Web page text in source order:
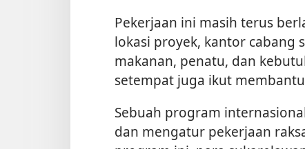
Pekerjaan ini masih terus
lokasi proyek, kantor cabang
makanan, penatu, dan
setempat juga ikut
Sebuah program
dan mengatur pekerjaan